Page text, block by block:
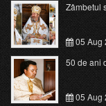
Zâmbetul
05 Aug
50 de ani
05 Aug